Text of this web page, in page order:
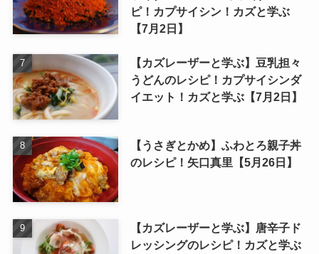
ピ！カプサイシン！カズと学ぶ
【7月2日】
【カズレーザーと学ぶ】豆乳担々
うどんのレシピ！カプサイシンダ
イエット！カズと学ぶ【7月2日】
【うさぎとかめ】ふわとろ親子丼
のレシピ！矢口真里【5月26日】
【カズレーザーと学ぶ】唐辛子ド
レッシングのレシピ！カズと学ぶ